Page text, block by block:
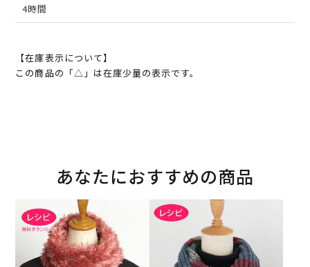
4時間
【在庫表示について】
この商品の「△」は在庫少量の表示です。
あなたにおすすめの商品